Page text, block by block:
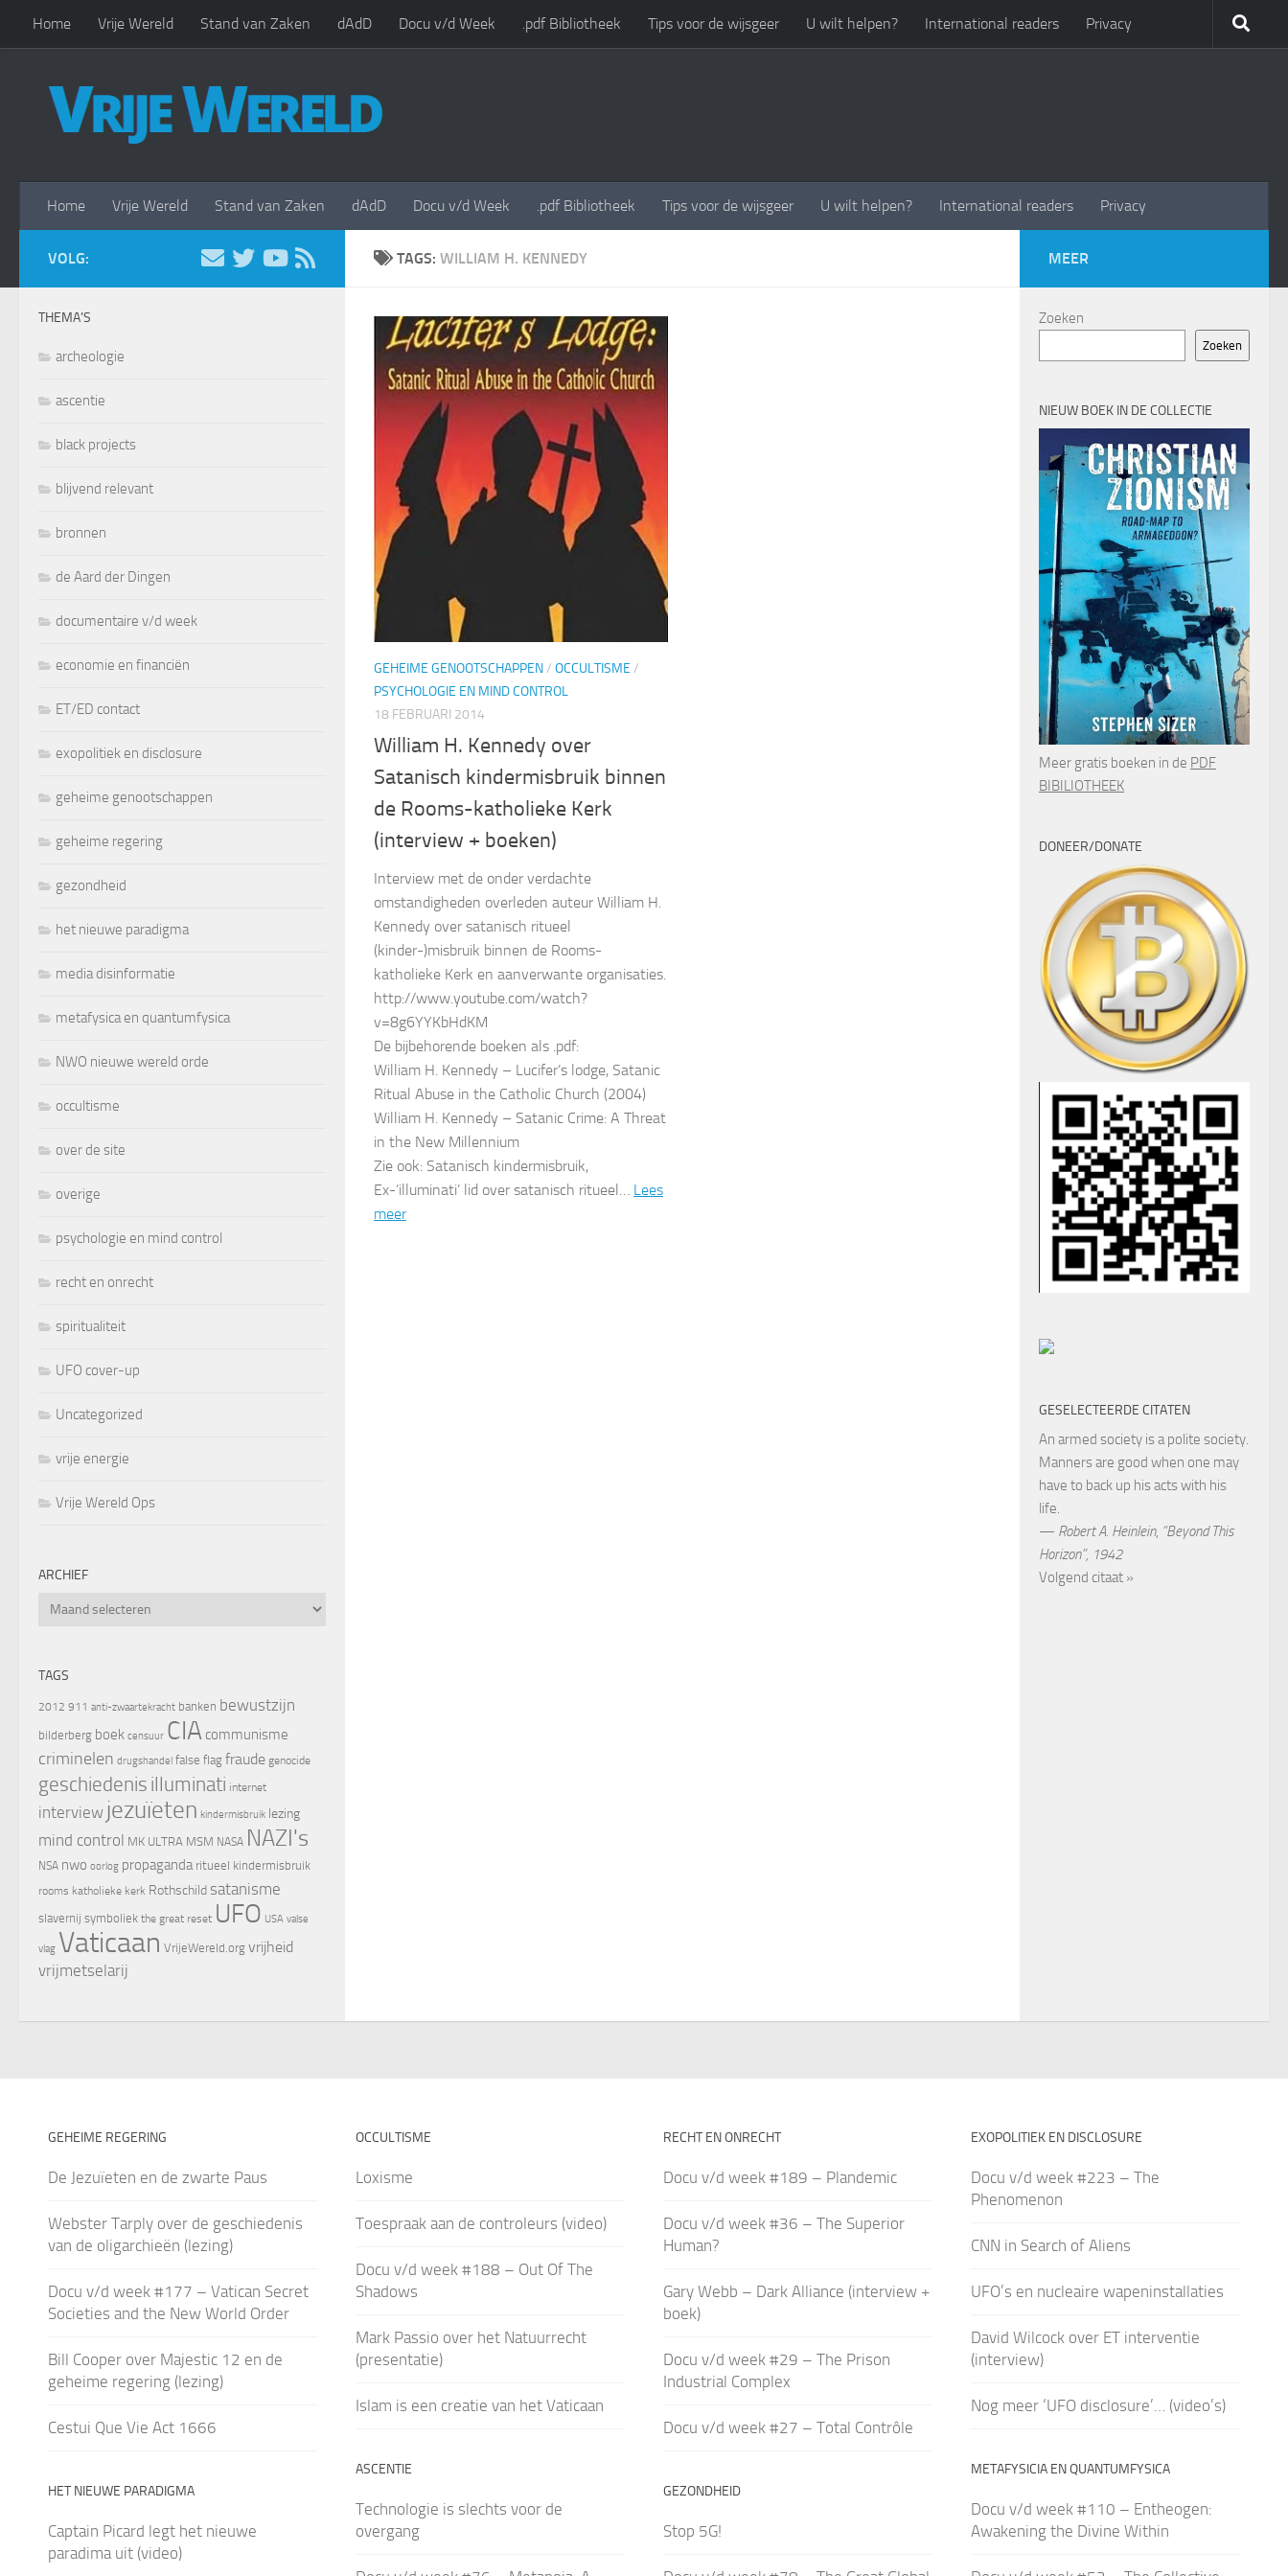
Doorgaan naar inhoud
Home Vrije Wereld Stand van Zaken dAdD Docu v/d Week .pdf Bibliotheek Tips voor de wijsgeer U wilt helpen? International readers Privacy
Home Vrije Wereld Stand van Zaken dAdD Docu v/d Week .pdf Bibliotheek Tips voor de wijsgeer U wilt helpen? International readers Privacy
TAGS: WILLIAM H. KENNEDY
GEHEIME GENOOTSCHAPPEN/ OCCULTISME /
PSYCHOLOGIE EN MIND CONTROL
18 FEBRUARI 2014
William H. Kennedy over
Satanisch kindermisbruik binnen
de Rooms-katholieke Kerk
(interview + boeken)
Interview met de onder verdachte
omstandigheden overleden auteur William H.
Kennedy over satanisch ritueel
(kinder-)misbruik binnen de Rooms-
katholieke Kerk en aanverwante organisaties.
http://www.youtube.com/watch?
v=8g6YYKbHdKM
De bijbehorende boeken als .pdf:
William H. Kennedy – Lucifer’s lodge, Satanic
Ritual Abuse in the Catholic Church (2004)
William H. Kennedy – Satanic Crime: A Threat
in the New Millennium
Zie ook: Satanisch kindermisbruik,
Ex-’illuminati’ lid over satanisch ritueel… Lees
meer
VOLG:
THEMA’S
archeologie
ascentie
black projects
blijvend relevant
bronnen
de Aard der Dingen
documentaire v/d week
economie en financiën
ET/ED contact
exopolitiek en disclosure
geheime genootschappen
geheime regering
gezondheid
het nieuwe paradigma
media disinformatie
metafysica en quantumfysica
NWO nieuwe wereld orde
occultisme
over de site
overige
psychologie en mind control
recht en onrecht
spiritualiteit
UFO cover-up
Uncategorized
vrije energie
Vrije Wereld Ops
ARCHIEF
Archief
TAGS
2012 911 anti-zwaartekracht banken bewustzijn
bilderberg boek censuur CIA communisme
criminelen drugshandel false flag fraude genocide
geschiedenis illuminati internet
interview jezuïeten kindermisbruik lezing
mind control MK ULTRA MSM NASA NAZI's
NSA nwo oorlog propaganda ritueel kindermisbruik
rooms katholieke kerk Rothschild satanisme
slavernij symboliek the great reset UFO USA valse
vlag Vaticaan VrijeWereld.org vrijheid
vrijmetselarij
MEER
Zoeken
Zoeken
NIEUW BOEK IN DE COLLECTIE
Meer gratis boeken in de PDF
BIBILIOTHEEK
DONEER/DONATE
GESELECTEERDE CITATEN
An armed society is a polite society.
Manners are good when one may
have to back up his acts with his
life.
— Robert A. Heinlein, “Beyond This
Horizon”, 1942
Volgend citaat »
GEHEIME REGERING
De Jezuïeten en de zwarte Paus
Webster Tarply over de geschiedenis
van de oligarchieën (lezing)
Docu v/d week #177 – Vatican Secret
Societies and the New World Order
Bill Cooper over Majestic 12 en de
geheime regering (lezing)
Cestui Que Vie Act 1666
HET NIEUWE PARADIGMA
Captain Picard legt het nieuwe
paradima uit (video)
OCCULTISME
Loxisme
Toespraak aan de controleurs (video)
Docu v/d week #188 – Out Of The
Shadows
Mark Passio over het Natuurrecht
(presentatie)
Islam is een creatie van het Vaticaan
ASCENTIE
Technologie is slechts voor de
overgang
RECHT EN ONRECHT
Docu v/d week #189 – Plandemic
Docu v/d week #36 – The Superior
Human?
Gary Webb – Dark Alliance (interview +
boek)
Docu v/d week #29 – The Prison
Industrial Complex
Docu v/d week #27 – Total Contrôle
GEZONDHEID
Stop 5G!
EXOPOLITIEK EN DISCLOSURE
Docu v/d week #223 – The
Phenomenon
CNN in Search of Aliens
UFO’s en nucleaire wapeninstallaties
David Wilcock over ET interventie
(interview)
Nog meer ‘UFO disclosure’… (video’s)
METAFYSICIA EN QUANTUMFYSICA
Docu v/d week #110 – Entheogen:
Awakening the Divine Within